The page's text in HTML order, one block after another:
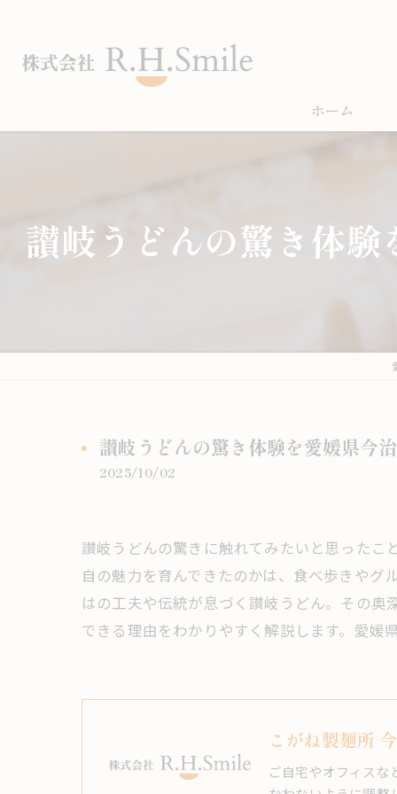
ホーム
讃岐うどんの驚き体
讃岐うどんの驚き体験を愛媛県今
2025/10/02
讃岐うどんの驚きに触れてみたいと思った
自の魅力を育んできたのかは、食べ歩きや
はの工夫や伝統が息づく讃岐うどん。その
できる理由をわかりやすく解説します。愛媛
こがね製麺所
ご自宅やオフィス